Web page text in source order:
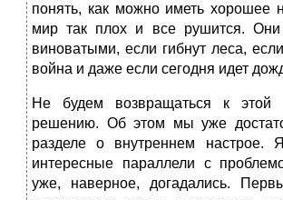
понять, как можно иметь хорошее
мир так плох и все рушится. Они
виноватыми, если гибнут леса,
война и даже если сегодня идет
Не будем возвращаться к
решению. Об этом мы уже
разделе о внутреннем настрое.
интересные параллели с
уже, наверное, догадались.